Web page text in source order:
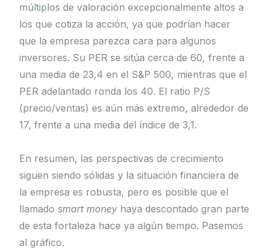
múltiplos de valoración excepcionalmente altos a
los que cotiza la acción, ya que podrían hacer
que la empresa parezca cara para algunos
inversores. Su PER se sitúa cerca de 60, frente a
una media de 23,4 en el S&P 500, mientras que el
PER adelantado ronda los 40. El ratio P/S
(precio/ventas) es aún más extremo, alrededor de
17, frente a una media del índice de 3,1.
En resumen, las perspectivas de crecimiento
siguen siendo sólidas y la situación financiera de
la empresa es robusta, pero es posible que el
llamadosmart money haya descontado gran parte
de esta fortaleza hace ya algún tiempo. Pasemos
al gráfico.